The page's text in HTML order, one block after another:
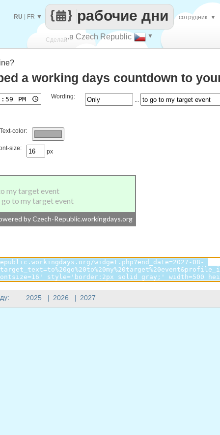
Сделай
каждый
..в Czech Republic ▼
рабочие дни
RU FR ▼ сотрудник ▼
2025 | 2026 | 2027
a working days countdown to
Wording:
Text-color:
size: px